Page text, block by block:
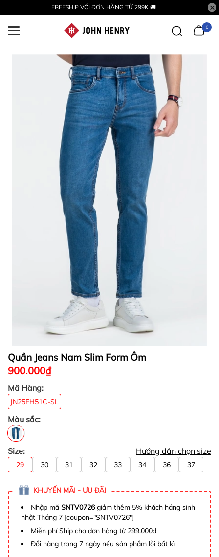
FREESHIP VỚI ĐƠN HÀNG TỪ 299K 🚚
0
Quần Jeans Nam Slim Form Ôm
900.000₫
Mã Hàng:
JN25FH51C-SL
Màu sắc:
Size: Hướng dẫn chọn size
29 30 31 32 33 34 36 37
KHUYẾN MÃI - ƯU ĐÃI
Nhập mã SNTV0726giảm thêm 5% khách háng sinh
nhật Tháng 7 [coupon="SNTV0726"]
Miễn phí Ship cho đơn hàng từ 299.000đ
Đổi hàng trong 7 ngày nếu sản phẩm lỗi bất kì